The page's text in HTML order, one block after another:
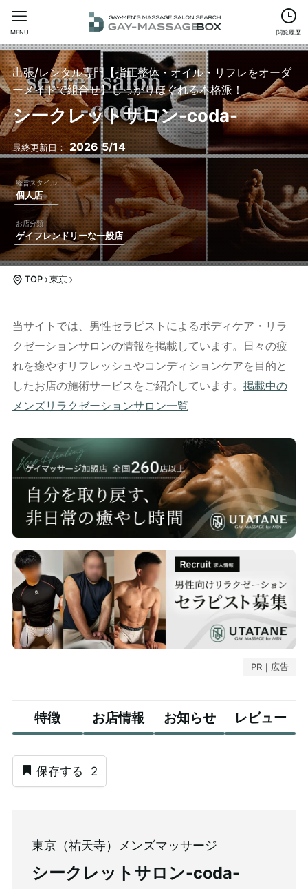
閲覧履歴
MENU
出張/レンタル専門【指圧整体・オイル・リフレをオーダ
ーメイドで組合せ】しっかりほぐれる本格派！
シークレットサロン-coda-
2026 5/14
個人店
ゲイフレンドリーな一般店
TOP 東京
当サイトでは、男性セラピストによるボディケア・リラ
クゼーションサロンの情報を掲載しています。日々の疲
れを癒やすリフレッシュやコンディションケアを目的と
したお店の施術サービスをご紹介しています。 掲載中の
メンズリラクゼーションサロン一覧
PR｜広告
特徴 お店情報 お知らせ レビュー
保存する 2
東京（祐天寺）メンズマッサージ
シークレットサロン-coda-